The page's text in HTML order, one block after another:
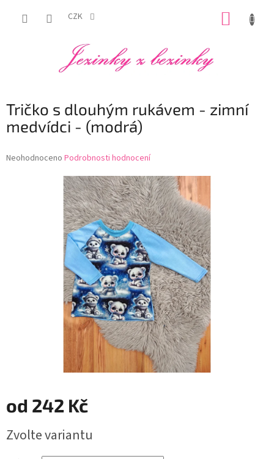
CZK
Tričko s dlouhým rukávem - zimní
medvídci - (modrá)
Průměrné
Neohodnoceno Podrobnosti hodnocení
od 242 Kč
cena:
Zvolte variantu